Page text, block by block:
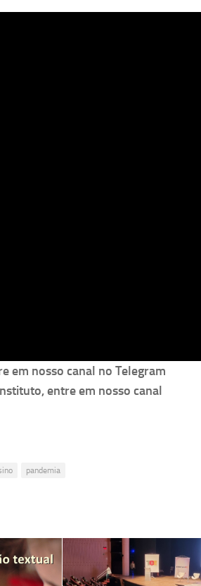
em nosso canal no Telegram
entre em nosso canal
pandemia